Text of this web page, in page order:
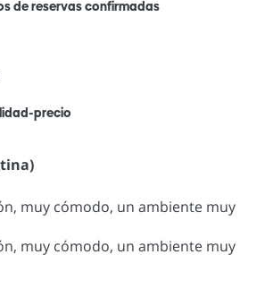
de reservas confirmadas
precio
muy cómodo, un ambiente muy
muy cómodo, un ambiente muy